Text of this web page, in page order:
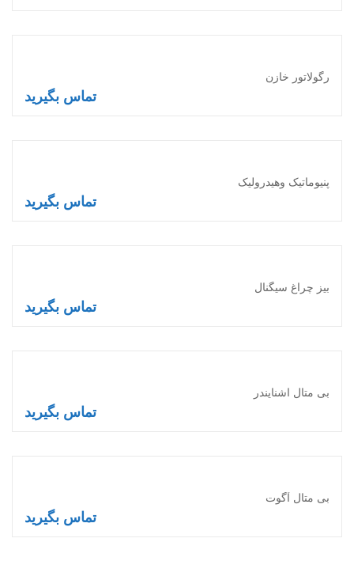
بی متال آگوت
تماس بگیرید
بی متال اشنایندر
تماس بگیرید
بیز چراغ سیگنال
تماس بگیرید
پنیوماتیک وهیدرولیک
تماس بگیرید
رگولاتور خازن
تماس بگیرید